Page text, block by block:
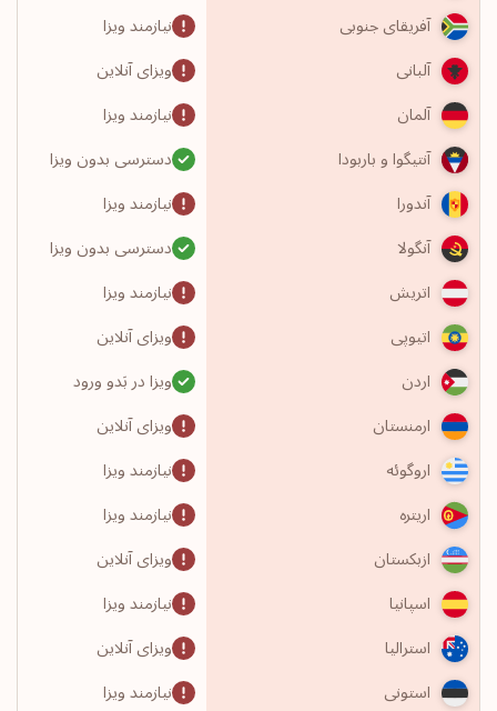
آفریقای جنوبی
نیازمند ویزا
آلبانی
ویزای آنلاین
آلمان
نیازمند ویزا
آنتیگوا و باربودا
دسترسی بدون ویزا
آندورا
نیازمند ویزا
آنگولا
دسترسی بدون ویزا
اتریش
نیازمند ویزا
اتیوپی
ویزای آنلاین
اردن
ویزا در بَدو ورود
ارمنستان
ویزای آنلاین
اروگوئه
نیازمند ویزا
اریتره
نیازمند ویزا
ازبکستان
ویزای آنلاین
اسپانیا
نیازمند ویزا
استرالیا
ویزای آنلاین
استونی
نیازمند ویزا